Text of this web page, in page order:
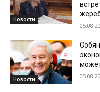
Новости
Новости